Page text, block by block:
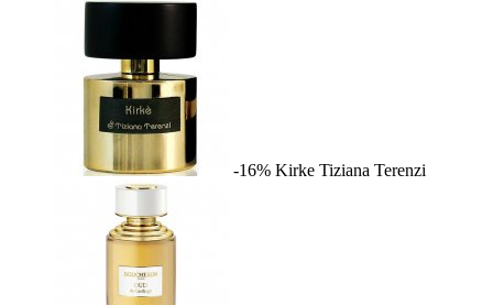
-16% Kirke Tiziana Terenzi